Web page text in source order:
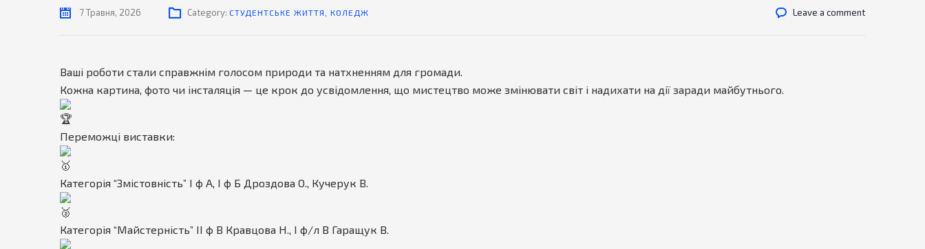
7 Травня, 2026 Category: СТУДЕНТСЬКЕ ЖИТТЯ КОЛЕДЖ Leave a comment
Ваші роботи стали справжнім голосом природи та натхненням для громади.
Кожна картина, фото чи інсталяція — це крок до усвідомлення, що мистецтво може змінювати світ і надихати на дії заради майбутнього.
Переможці виставки:
Категорія “Змістовність” І ф А, І ф Б Дроздова О., Кучерук В.
Категорія “Майстерність” ІІ ф В Кравцова Н., І ф/л В Гаращук В.